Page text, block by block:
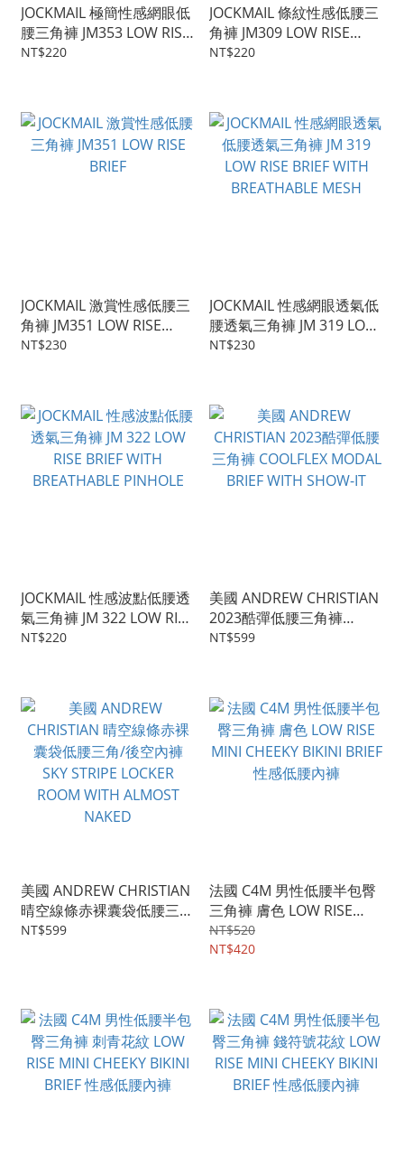
JOCKMAIL 極簡性感網眼低
腰三角褲 JM353 LOW RISE
BRIEF BREATHABLE MESH
NT$220
JOCKMAIL 條紋性感低腰三
角褲 JM309 LOW RISE
BRIEF WITH STRIPED
NT$220
JOCKMAIL 激賞性感低腰三
角褲 JM351 LOW RISE
BRIEF
NT$230
JOCKMAIL 性感網眼透氣低
腰透氣三角褲 JM 319 LOW
RISE BRIEF WITH
NT$230
JOCKMAIL 性感波點低腰透
氣三角褲 JM 322 LOW RISE
BRIEF WITH BREATHABLE
NT$220
美國 ANDREW CHRISTIAN
2023酷彈低腰三角褲
COOLFLEX MODAL BRIEF
NT$599
美國 ANDREW CHRISTIAN
晴空線條赤裸囊袋低腰三
角/後空內褲 SKY STRIPE
NT$599
法國 C4M 男性低腰半包臀
三角褲 膚色 LOW RISE
MINI CHEEKY BIKINI BRIEF
性感低腰內褲
NT$520
NT$420